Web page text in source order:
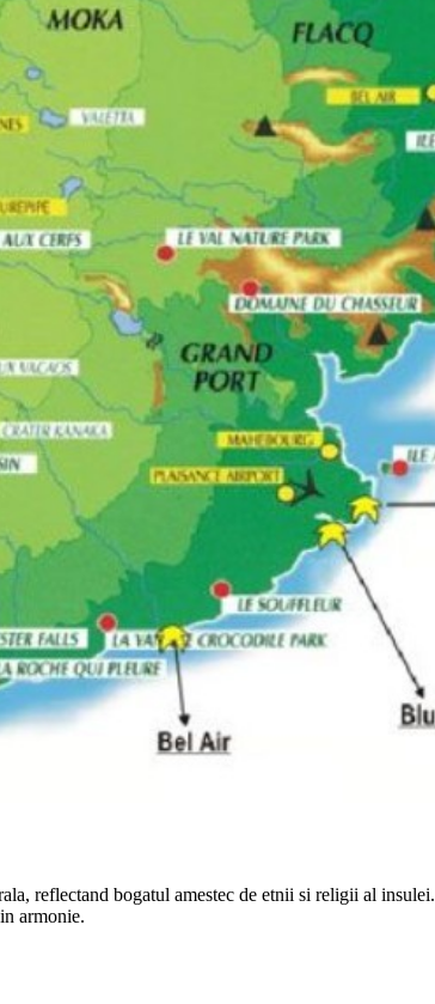
reflectand bogatul amestec de etnii si religii al
armonie.